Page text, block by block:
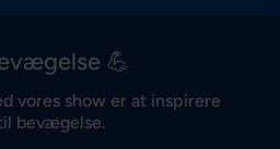
💪
vores show er at inspirere
bevægelse.